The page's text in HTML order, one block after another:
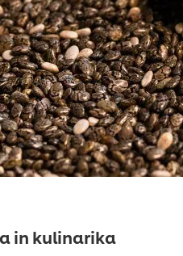
in kulinarika